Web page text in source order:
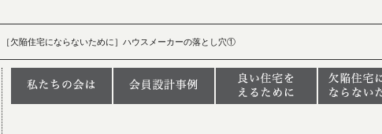
［欠陥住宅にならないために］ハウスメーカーの落とし穴①